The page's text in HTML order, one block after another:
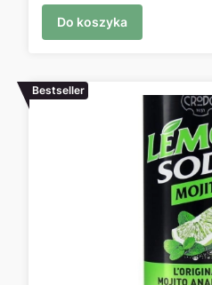
Do koszyka
Bestseller